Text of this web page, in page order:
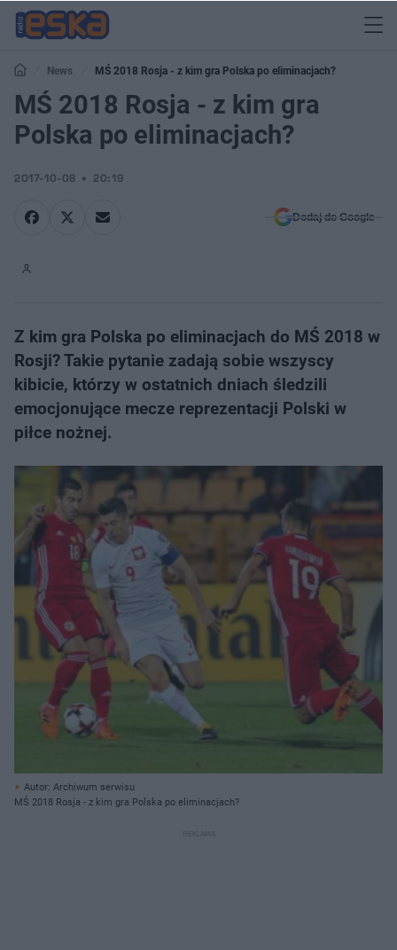
News MŚ 2018 Rosja - z kim gra Polska po eliminacjach?
MŚ 2018 Rosja - z kim gra
Polska po eliminacjach?
2017-10-08 20:19
Dodaj do Google
Z kim gra Polska po eliminacjach do MŚ 2018 w
Rosji? Takie pytanie zadają sobie wszyscy
kibicie, którzy w ostatnich dniach śledzili
emocjonujące mecze reprezentacji Polski w
piłce nożnej.
Autor: Archiwum serwisu
MŚ 2018 Rosja - z kim gra Polska po eliminacjach?